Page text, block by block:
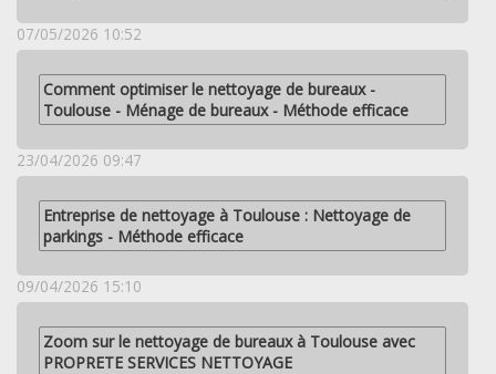
07/05/2026 10:52
Comment optimiser le nettoyage de bureaux -
Toulouse - Ménage de bureaux - Méthode efficace
23/04/2026 09:47
Entreprise de nettoyage à Toulouse : Nettoyage de
parkings - Méthode efficace
09/04/2026 15:10
Zoom sur le nettoyage de bureaux à Toulouse avec
PROPRETE SERVICES NETTOYAGE